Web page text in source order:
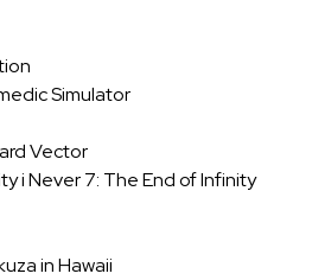
Simulator
Vector
i Never 7: The End of Infinity
in Hawaii